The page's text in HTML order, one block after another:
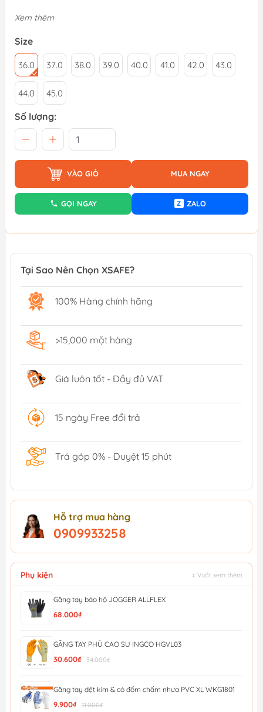
Xem thêm
Size
36.0 37.0 38.0 39.0 40.0 41.0 42.0 43.0
44.0 45.0
Số lượng:
VÀO GIỎ MUA NGAY
GỌI NGAY Z ZALO
Tại Sao Nên Chọn XSAFE?
100% Hàng chính hãng
>15,000 mặt hàng
Giá luôn tốt - Đầy đủ VAT
15 ngày Free đổi trả
Trả góp 0% - Duyệt 15 phút
Hỗ trợ mua hàng
0909933258
Phụ kiện ↕ Vuốt xem thêm
Găng tay bảo hộ JOGGER ALLFLEX
68.000₫
GĂNG TAY PHỦ CAO SU INGCO HGVL03
30.600₫ 34.000₫
Găng tay dệt kim & có đốm chấm nhựa PVC XL WKG1801
9.900₫ 11.000₫